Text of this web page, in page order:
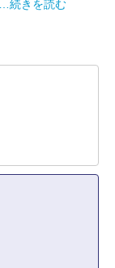
…続きを読む